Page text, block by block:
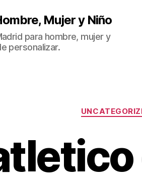
Mujer y Niño
para hombre, mujer y
personalizar.